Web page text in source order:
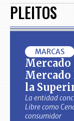
PLEITOS
MARCAS
Mercado
la
La entidad
Libre como
consumidor